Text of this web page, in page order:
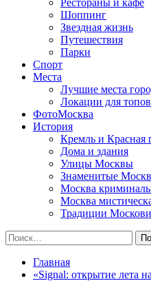
Рестораны и кафе
Шоппинг
Звездная жизнь
Путешествия
Парки
Спорт
Места
Лучшие места
Локации для
ФотоМосква
История
Кремль и Красная
Дома и здания
Улицы Москвы
Знаменитые
Москва
Москва
Традиции
Найти:
Главная
«Signal: открытие лета